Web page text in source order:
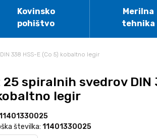
Kovinsko
pohištvo
Merilna
tehnika
338 HSS-E (Co 5) kobaltno legir
25 spiralnih svedrov DIN
legir
številka: 11401330025